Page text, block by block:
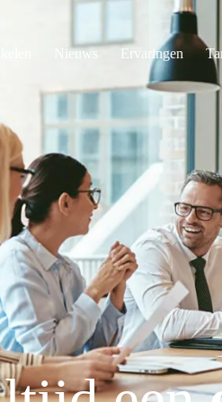
Nieuws Ervaringen